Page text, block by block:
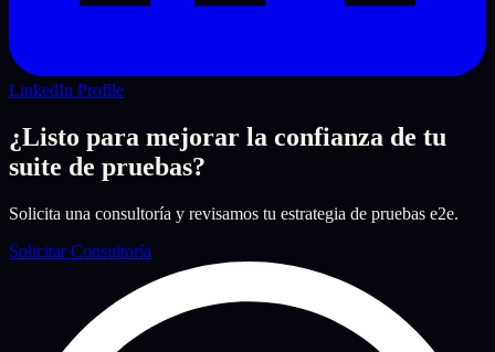
LinkedIn Profile
¿Listo para mejorar la confianza de tu
suite de pruebas?
Solicita una consultoría y revisamos tu estrategia de pruebas e2e.
Solicitar Consultoría